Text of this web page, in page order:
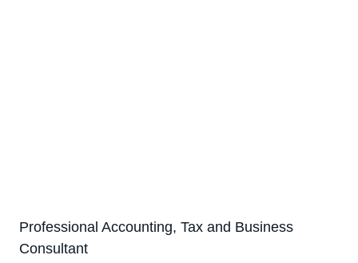
Professional Accounting, Tax and Business
Consultant